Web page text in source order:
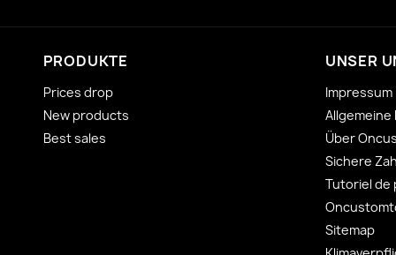
PRODUKTE
Prices drop
New products
Best sales
UNSER
Impressum
Über
Sichere
Tutoriel de
Sitemap